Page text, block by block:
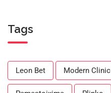
Tags
Leon Bet Modern Clinic